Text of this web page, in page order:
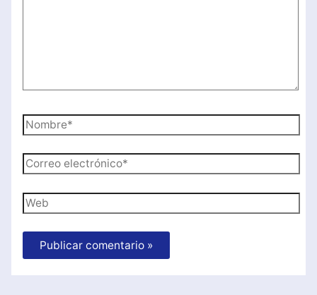
Nombre*
Correo
electrónico*
Web